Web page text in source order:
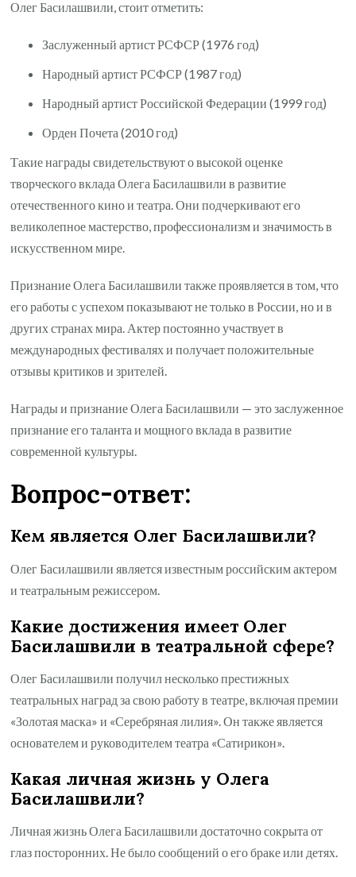
Олег Басилашвили, стоит отметить:
Заслуженный артист РСФСР (1976 год)
Народный артист РСФСР (1987 год)
Народный артист Российской Федерации (1999 год)
Орден Почета (2010 год)
Такие награды свидетельствуют о высокой оценке
творческого вклада Олега Басилашвили в развитие
отечественного кино и театра. Они подчеркивают его
великолепное мастерство, профессионализм и значимость в
искусственном мире.
Признание Олега Басилашвили также проявляется в том, что
его работы с успехом показывают не только в России, но и в
других странах мира. Актер постоянно участвует в
международных фестивалях и получает положительные
отзывы критиков и зрителей.
Награды и признание Олега Басилашвили — это заслуженное
признание его таланта и мощного вклада в развитие
современной культуры.
Вопрос-ответ:
Кем является Олег Басилашвили?
Олег Басилашвили является известным российским актером
и театральным режиссером.
Какие достижения имеет Олег
Басилашвили в театральной сфере?
Олег Басилашвили получил несколько престижных
театральных наград за свою работу в театре, включая премии
«Золотая маска» и «Серебряная лилия». Он также является
основателем и руководителем театра «Сатирикон».
Какая личная жизнь у Олега
Басилашвили?
Личная жизнь Олега Басилашвили достаточно сокрыта от
глаз посторонних. Не было сообщений о его браке или детях.